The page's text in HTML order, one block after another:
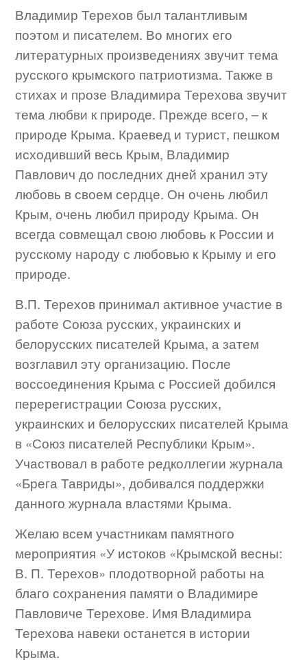
Владимир Терехов был талантливым
поэтом и писателем. Во многих его
литературных произведениях звучит тема
русского крымского патриотизма. Также в
стихах и прозе Владимира Терехова звучит
тема любви к природе. Прежде всего, – к
природе Крыма. Краевед и турист, пешком
исходивший весь Крым, Владимир
Павлович до последних дней хранил эту
любовь в своем сердце. Он очень любил
Крым, очень любил природу Крыма. Он
всегда совмещал свою любовь к России и
русскому народу с любовью к Крыму и его
природе.
В.П. Терехов принимал активное участие в
работе Союза русских, украинских и
белорусских писателей Крыма, а затем
возглавил эту организацию. После
воссоединения Крыма с Россией добился
перерегистрации Союза русских,
украинских и белорусских писателей Крыма
в «Союз писателей Республики Крым».
Участвовал в работе редколлегии журнала
«Брега Тавриды», добивался поддержки
данного журнала властями Крыма.
Желаю всем участникам памятного
мероприятия «У истоков «Крымской весны:
В. П. Терехов» плодотворной работы на
благо сохранения памяти о Владимире
Павловиче Терехове. Имя Владимира
Терехова навеки останется в истории
Крыма.